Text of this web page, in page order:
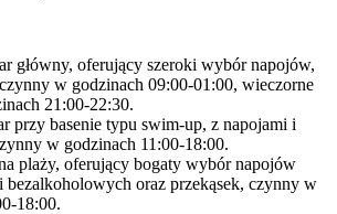
główny, oferujący szeroki wybór napojów,
w godzinach 09:00-01:00, wieczorne
21:00-22:30.
przy basenie typu swim-up, z napojami i
w godzinach 11:00-18:00.
plaży, oferujący bogaty wybór napojów
oraz przekąsek, czynny w
18:00.